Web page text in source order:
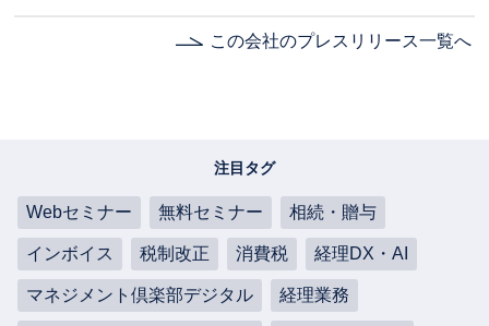
この会社のプレスリリース一覧へ
注目タグ
Webセミナー 無料セミナー 相続・贈与
インボイス 税制改正 消費税 経理DX・AI
マネジメント倶楽部デジタル 経理業務